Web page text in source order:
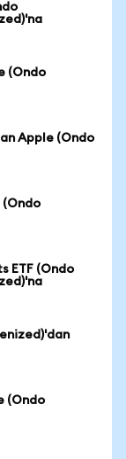
(Ondo
Apple (Ondo
(Ondo
ETF (Ondo
(Ondo